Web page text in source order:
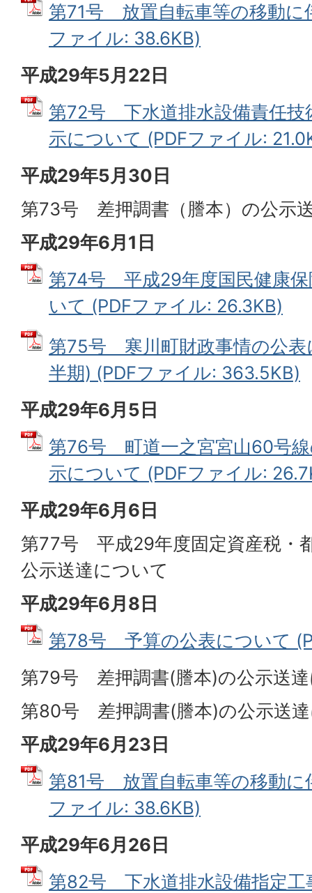
第71号 放置自転車等の移動に
ファイル: 38.6KB)
平成29年5月22日
第72号 下水道排水設備責任技
示について (PDFファイル:
平成29年5月30日
第73号 差押調書（謄本）の公示
平成29年6月1日
第74号 平成29年度国民健康
いて (PDFファイル: 26.3KB)
第75号 寒川町財政事情の公表
半期) (PDFファイル: 363.5KB)
平成29年6月5日
第76号 町道一之宮宮山60号
示について (PDFファイル:
平成29年6月6日
第77号 平成29年度固定資産税・
公示送達について
平成29年6月8日
第78号 予算の公表について
第79号 差押調書(謄本)の公示送
第80号 差押調書(謄本)の公示送
平成29年6月23日
第81号 放置自転車等の移動に
ファイル: 38.6KB)
平成29年6月26日
第82号 下水道排水設備指定工